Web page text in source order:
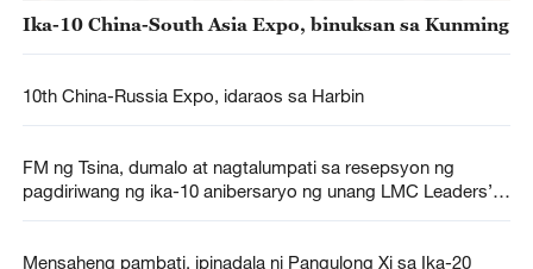
Ika-10 China-South Asia Expo, binuksan sa Kunming
10th China-Russia Expo, idaraos sa Harbin
FM ng Tsina, dumalo at nagtalumpati sa resepsyon ng
pagdiriwang ng ika-10 anibersaryo ng unang LMC Leaders’
Mensaheng pambati, ipinadala ni Pangulong Xi sa Ika-20